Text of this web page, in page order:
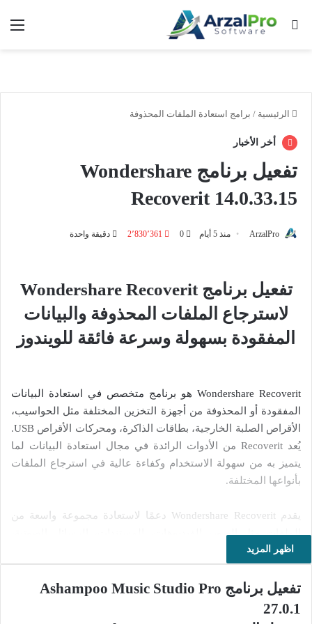
بحث عن
الرئيسية / برامج استعادة الملفات المحذوفة
أخر الأخبار
تفعيل برنامج Wondershare
Recoverit 14.0.33.15
ArzalPro منذ 5 أيام 0 2٬830٬361 دقيقة واحدة
تفعيل برنامج Wondershare Recoverit
لاسترجاع الملفات المحذوفة والبيانات
المفقودة بسهولة وسرعة فائقة للويندوز
Wondershare Recoverit هو برنامج متخصص في استعادة البيانات
المفقودة أو المحذوفة من أجهزة التخزين المختلفة مثل الحواسيب،
الأقراص الصلبة الخارجية، بطاقات الذاكرة، ومحركات الأقراص USB.
يُعد Recoverit من الأدوات الرائدة في مجال استعادة البيانات لما
يتميز به من سهولة الاستخدام وكفاءة عالية في استرجاع الملفات
بأنواعها المختلفة.
يقدم Wondershare Recoverit دعمًا لاستعادة مجموعة واسعة من
الملفات مثل الصور، الفيديوهات، المستندات، الرسائل الصوتية،
وغيرها من الملفات المهمة. يمكن للبرنامج استرداد البيانات التي تم
حذفها عن طريق الخطأ، أو نتيجة لفيروسات، تلف في النظام، أو
حتى بعد تهيئة الجهاز.
من أهم مميزات البرنامج واجهته البسيطة التي تتيح للمستخدمين
اظهر المزيد
تفعيل برنامج Ashampoo Music Studio Pro
27.0.1